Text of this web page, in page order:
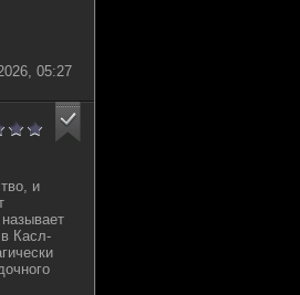
05:27
и
Касл-